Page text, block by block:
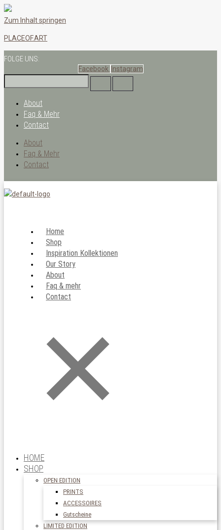
Zum Inhalt springen
PLACEOF.ART
FOLGE UNS:
Facebook Instagram
About
Faq & Mehr
Contact
About
Faq & Mehr
Contact
Home
Shop
Inspiration Kollektionen
Our Story
About
Faq & mehr
Contact
HOME
SHOP
OPEN EDITION
PRINTS
ACCESSOIRES
Gutscheine
LIMITED EDITION